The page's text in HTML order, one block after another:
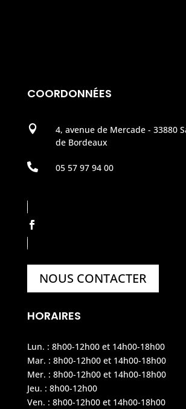
COORDONNÉES

4, avenue de Mercade - 33880
de Bordeaux
 05 57 97 94 00
NOUS CONTACTER
HORAIRES
Lun. : 8h00-12h00 et 14h00-18h00
Mar. : 8h00-12h00 et 14h00-18h00
Mer. : 8h00-12h00 et 14h00-18h00
Jeu. : 8h00-12h00
Ven. : 8h00-12h00 et 14h00-18h00